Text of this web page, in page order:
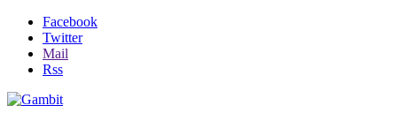
Facebook
Twitter
Mail
Rss